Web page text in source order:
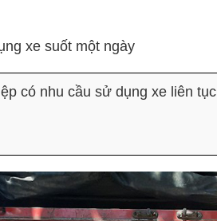
xe suốt một ngày
có nhu cầu sử dụng xe liên tục